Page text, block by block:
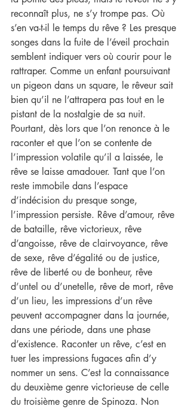
reconnaît plus, ne s’y trompe pas. Où
s’en va-t-il le temps du rêve ? Les presque
songes dans la fuite de l’éveil prochain
semblent indiquer vers où courir pour le
rattraper. Comme un enfant poursuivant
un pigeon dans un square, le rêveur sait
bien qu’il ne l’attrapera pas tout en le
pistant de la nostalgie de sa nuit.
Pourtant, dès lors que l’on renonce à le
raconter et que l’on se contente de
l’impression volatile qu’il a laissée, le
rêve se laisse amadouer. Tant que l’on
reste immobile dans l’espace
d’indécision du presque songe,
l’impression persiste. Rêve d’amour, rêve
de bataille, rêve victorieux, rêve
d’angoisse, rêve de clairvoyance, rêve
de sexe, rêve d’égalité ou de justice,
rêve de liberté ou de bonheur, rêve
d’untel ou d’unetelle, rêve de mort, rêve
d’un lieu, les impressions d’un rêve
peuvent accompagner dans la journée,
dans une période, dans une phase
d’existence. Raconter un rêve, c’est en
tuer les impressions fugaces afin d’y
nommer un sens. C’est la connaissance
du deuxième genre victorieuse de celle
du troisième genre de Spinoza. Non